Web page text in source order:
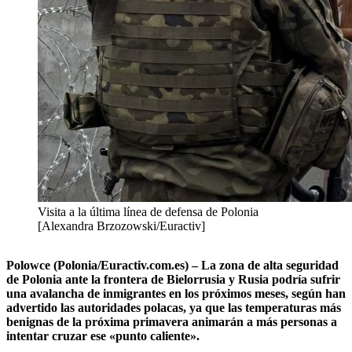
Visita a la última línea de defensa de Polonia
[Alexandra Brzozowski/Euractiv]
Polowce (Polonia/Euractiv.com.es) – La zona de alta seguridad
de Polonia ante la frontera de Bielorrusia y Rusia podría sufrir
una avalancha de inmigrantes en los próximos meses, según han
advertido las autoridades polacas, ya que las temperaturas más
benignas de la próxima primavera animarán a más personas a
intentar cruzar ese «punto caliente».